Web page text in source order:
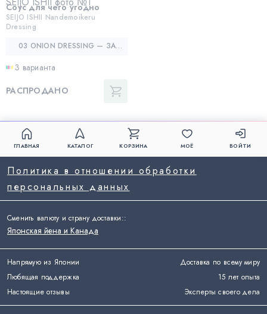
Соус для чего угодно
SEIJO ISHII Nandemoikeru
Dressing
03 ONION DRESSING — ЗАПРАВКА ДЛЯ ЧЕГО УГОДНО, ЛУКОВАЯ
3 варианта
РАСПРОДАНО
ГЛАВНАЯ КАТАЛОГ КОРЗИНА МОЁ ВОЙТИ
Напрямую из Японии
Доставка по всему миру
Любящая поддержка
15 лет опыта
Настоящие отзывы
Эксперты своего дела
Политика в отношении обработки
персональных данных
Сменить валюту и страну доставки::
Японская йена и Канада